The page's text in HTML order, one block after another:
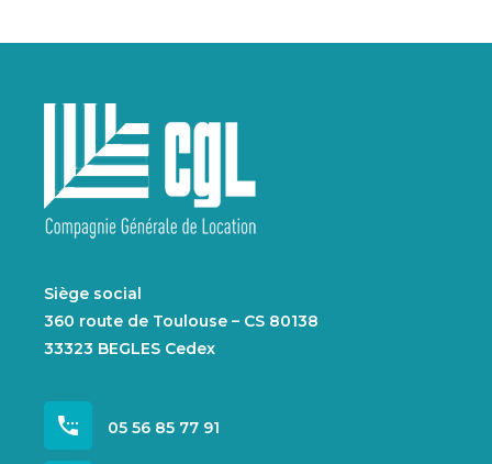
Siège social
360 route de Toulouse – CS 80138
33323 BEGLES Cedex
settings_phone 05 56 85 77 91